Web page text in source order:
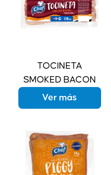
TOCINETA
SMOKED BACON
Ver más